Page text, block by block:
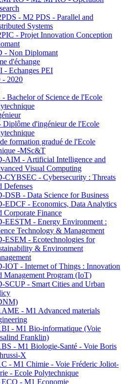
- M2 PDS - Parallel and
Systems
- Projet Innovation Conception
- Non Diplomant
d'échange
- Echanges PEI
- 2020
- Bachelor of Science de l'Ecole
Diplôme d'ingénieur de l'Ecole
formation gradué de l'Ecole
-MSc&T
AIM - Artificial Intelligence and
Visual Computing
CYBSEC - Cybersecurity : Threats
Defenses
DSB - Data Science for Business
EDCF - Economics, Data Analytics
Corporate Finance
EESTM - Energy Environment :
Technology & Management
ESEM - Ecotechnologies for
& Environment
IOT - Internet of Things : Innovation
Management Program (IoT)
SCUP - Smart Cities and Urban
- M1 Advanced materials
- M1 Bio-informatique (Voie
Franklin)
- M1 Biologie-Santé - Voie Boris
X
- M1 Chimie - Voie Fréderic Joliot-
- Ecole Polytechnique
- M1 Economie